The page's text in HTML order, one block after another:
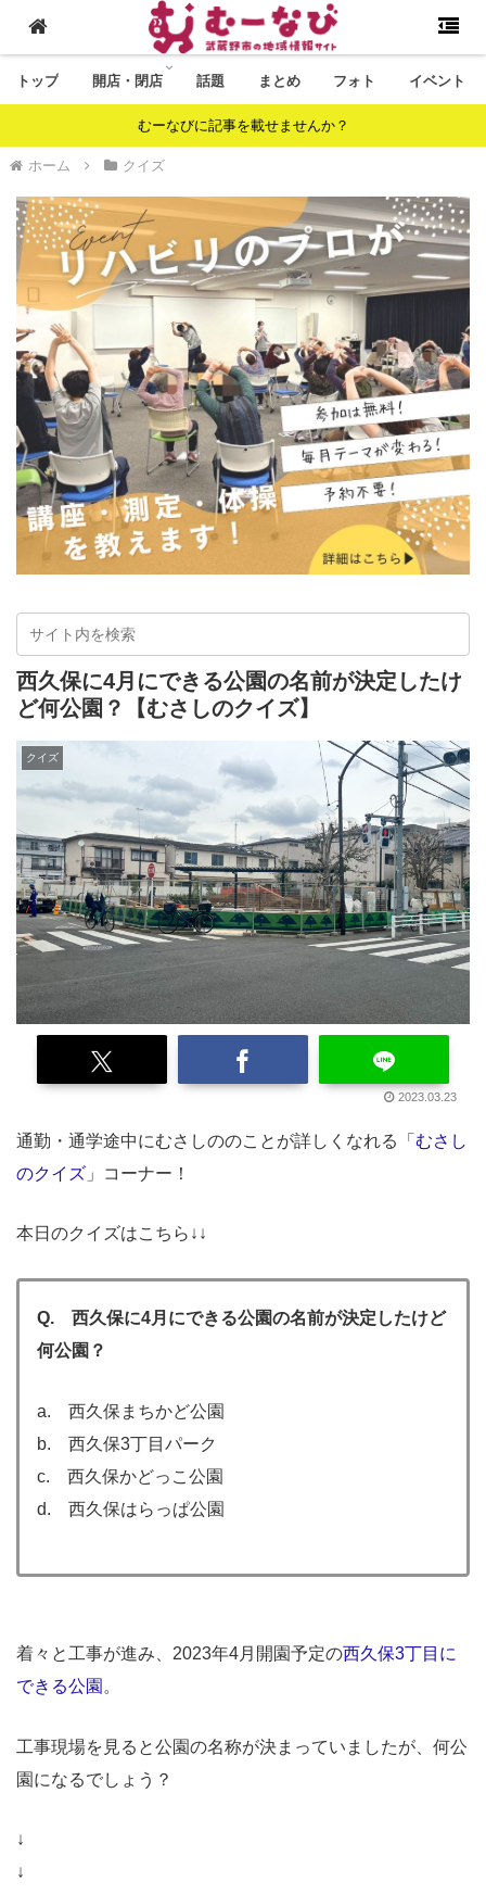
トップ 開店・閉店 話題 まとめ フォト イベント
むーなびに記事を載せませんか？
ホーム クイズ
西久保に4月にできる公園の名前が決定したけ
ど何公園？【むさしのクイズ】
クイズ
2023.03.23
通勤・通学途中にむさしののことが詳しくなれる「 むさし
のクイズ 」コーナー！
本日のクイズはこちら↓↓
Q. 西久保に4月にできる公園の名前が決定したけど
何公園？
a. 西久保まちかど公園
b. 西久保3丁目パーク
c. 西久保かどっこ公園
d. 西久保はらっぱ公園
着々と工事が進み、2023年4月開園予定の西久保3丁目に
できる公園 。
工事現場を見ると公園の名称が決まっていましたが、何公
園になるでしょう？
↓
↓